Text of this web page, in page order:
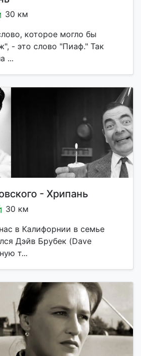
30 км
которое могло бы
- это слово "Пиаф." Так
...
- Хрипань
30 км
в Калифорнии в семье
Дэйв Брубек (Dave
т...